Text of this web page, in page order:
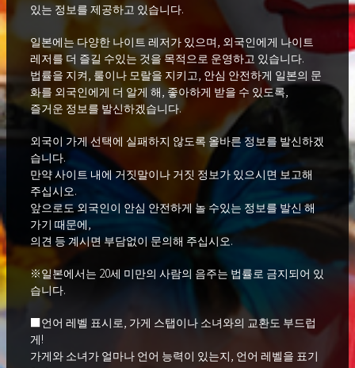
기타
처음 만나는 사람과 즐거운 시간을 보낼
수 있도록 배려할 수 있는 분
타인을 배려할 수 있는 분
이기적이거나 이기적인 말이나 행동을 하
당사 베르사유의 이념과 컨셉에 동조하는
분
있는 정보를 제공하고 있습니다.
일본에는 다양한 나이트 레저가 있으며, 외국인에게 나이트
레저를 더 즐길 수있는 것을 목적으로 운영하고 있습니다.
법률을 지켜, 룰이나 모랄을 지키고, 안심 안전하게 일본의 문
화를 외국인에게 더 알게 해, 좋아하게 받을 수 있도록,
즐거운 정보를 발신하겠습니다.
외국이 가게 선택에 실패하지 않도록 올바른 정보를 발신하겠
습니다.
만약 사이트 내에 거짓말이나 거짓 정보가 있으시면 보고해
주십시오.
앞으로도 외국인이 안심 안전하게 놀 수있는 정보를 발신 해
가기 때문에,
의견 등 계시면 부담없이 문의해 주십시오.
※일본에서는 20세 미만의 사람의 음주는 법률로 금지되어 있
습니다.
■언어 레벨 표시로, 가게 스탭이나 소녀와의 교환도 부드럽
게!
가게와 소녀가 얼마나 언어 능력이 있는지, 언어 레벨을 표기